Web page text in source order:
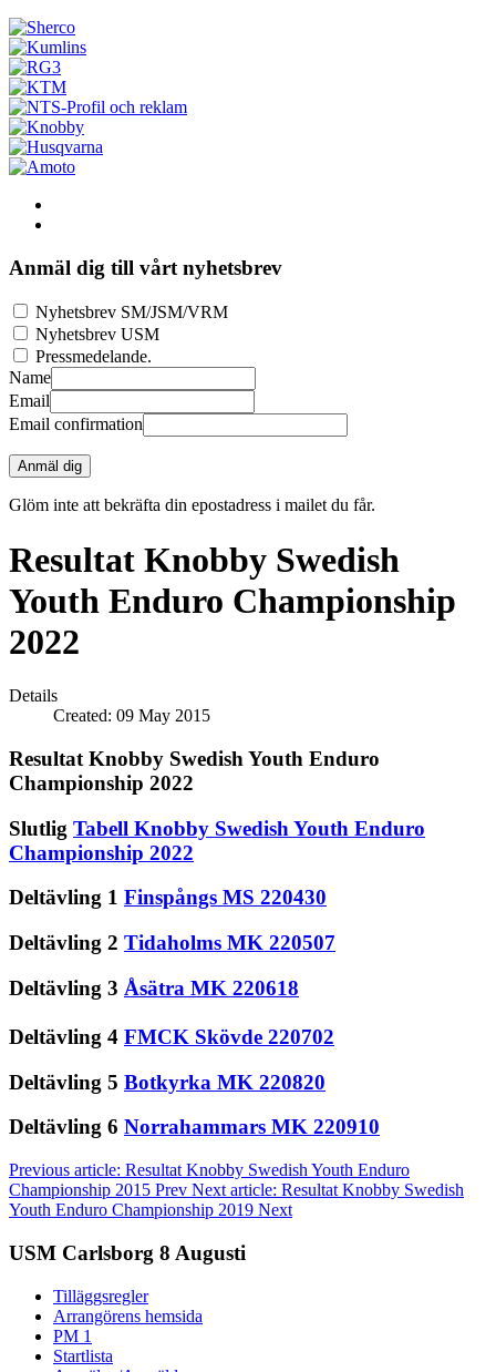
Anmäl dig till vårt nyhetsbrev
Nyhetsbrev SM/JSM/VRM
Nyhetsbrev USM
Pressmedelande.
Name
Email
Email confirmation
Anmäl dig
Glöm inte att bekräfta din epostadress i mailet du får.
Resultat Knobby Swedish
Youth Enduro Championship
2022
Details
Created: 09 May 2015
Resultat Knobby Swedish Youth Enduro
Championship 2022
Slutlig Tabell Knobby Swedish Youth Enduro
Championship 2022
Deltävling 1 Finspångs MS 220430
Deltävling 2 Tidaholms MK 220507
Deltävling 3 Åsätra MK 220618
Deltävling 4 FMCK Skövde 220702
Deltävling 5 Botkyrka MK 220820
Deltävling 6 Norrahammars MK 220910
Previous article: Resultat Knobby Swedish Youth Enduro
Championship 2015 Prev Next article: Resultat Knobby Swedish
Youth Enduro Championship 2019 Next
USM Carlsborg 8 Augusti
Tilläggsregler
Arrangörens hemsida
PM 1
Startlista